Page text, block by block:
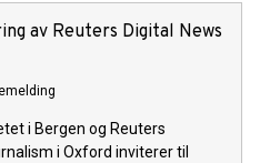
av Reuters Digital News
i Bergen og Reuters
i Oxford inviterer til